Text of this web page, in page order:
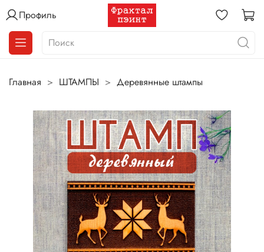
Профиль
Главная ШТАМПЫ Деревянные штампы